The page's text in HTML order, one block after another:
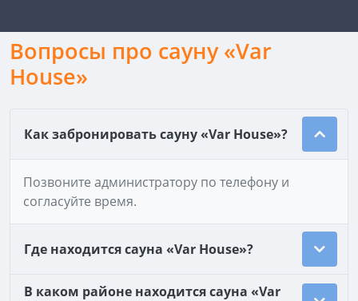
Вопросы про сауну «Var
House»
Как забронировать сауну «Var House»?
Позвоните администратору по телефону и
согласуйте время.
Где находится сауна «Var House»?
В каком районе находится сауна «Var